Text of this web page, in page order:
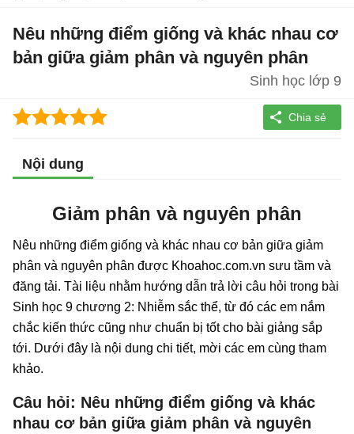
Nêu những điểm giống và khác nhau cơ
bản giữa giảm phân và nguyên phân
Sinh học lớp 9
Nội dung
Giảm phân và nguyên phân
Nêu những điểm giống và khác nhau cơ bản giữa giảm
phân và nguyên phân được Khoahoc.com.vn sưu tầm và
đăng tải. Tài liệu nhằm hướng dẫn trả lời câu hỏi trong bài
Sinh học 9 chương 2: Nhiễm sắc thể, từ đó các em nắm
chắc kiến thức cũng như chuẩn bị tốt cho bài giảng sắp
tới. Dưới đây là nội dung chi tiết, mời các em cùng tham
khảo.
Câu hỏi: Nêu những điểm giống và khác
nhau cơ bản giữa giảm phân và nguyên